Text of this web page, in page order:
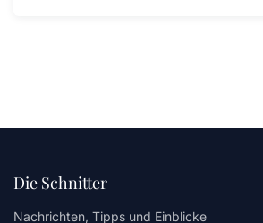
Die Schnitter
Nachrichten, Tipps und Einblicke